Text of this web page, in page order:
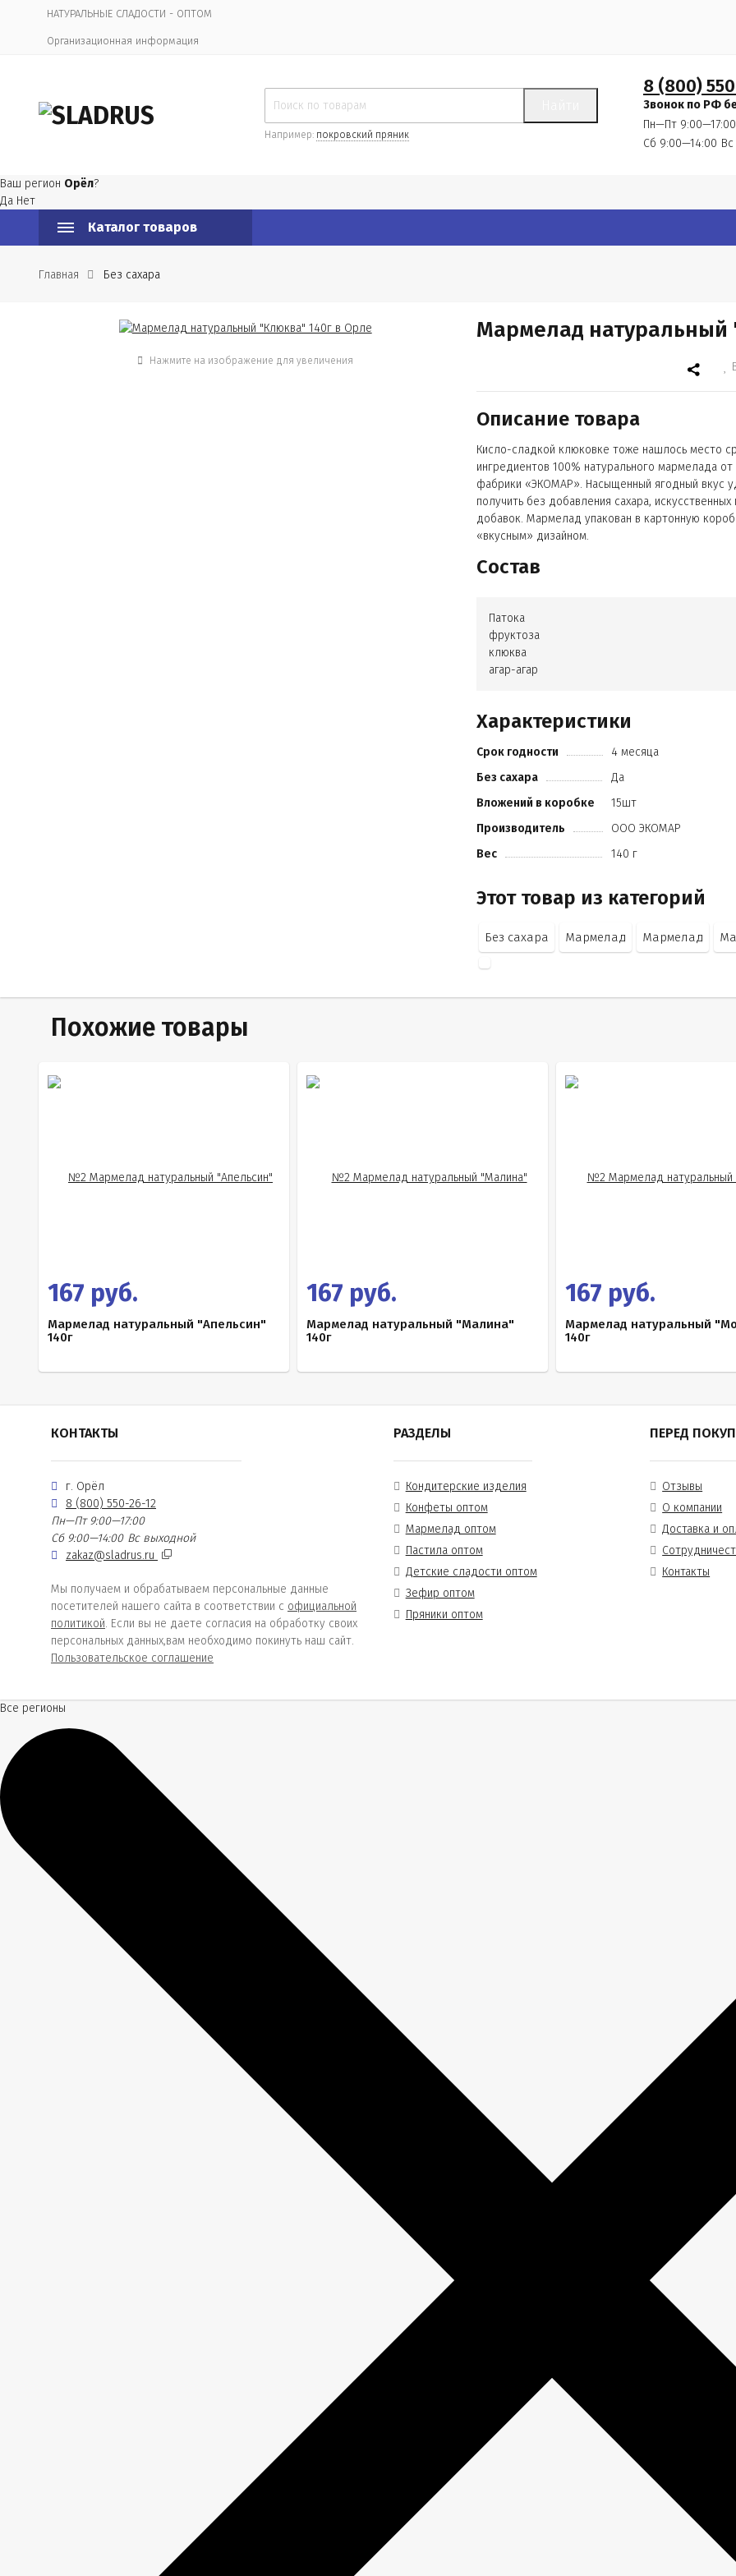
НАТУРАЛЬНЫЕ СЛАДОСТИ - ОПТОМ
Организационная информация
Например: покровский пряник
8 (800)
Звонок по РФ
Пн—Пт 9:00—17:00
Сб 9:00—14:00
Ваш регион Орёл?
Да Нет
Каталог товаров
Главная Без сахара
Нажмите на изображение для увеличения
Мармелад натуральный
Описание товара
Кисло-сладкой клюковке тоже нашлось место
ингредиентов 100% натурального мармелада
фабрики «ЭКОМАР». Насыщенный ягодный вкус
получить без добавления сахара,
добавок. Мармелад упакован в картонную
«вкусным» дизайном.
Состав
Патока
фруктоза
клюква
агар-агар
Характеристики
Срок годности
4 месяца
Без сахара
Да
Вложений в коробке
15шт
Производитель
ООО ЭКОМАР
Вес
140 г
Этот товар из категорий
Без сахара Мармелад Мармелад
Похожие товары
167 руб.
Мармелад натуральный "Апельсин"
140г
167 руб.
Мармелад натуральный "Малина"
140г
167 руб.
Мармелад натуральный
140г
КОНТАКТЫ
г. Орёл
8 (800) 550-26-12
Пн—Пт 9:00—17:00
Сб 9:00—14:00 Вс выходной
zakaz@sladrus.ru
Мы получаем и обрабатываем персональные данные
посетителей нашего сайта в соответствии с официальной
политикой. Если вы не даете согласия на обработку своих
персональных данных,вам необходимо покинуть наш сайт.
Пользовательское соглашение
РАЗДЕЛЫ
Кондитерские изделия
Конфеты оптом
Мармелад оптом
Пастила оптом
Детские сладости оптом
Зефир оптом
Пряники оптом
ПЕРЕД
Отзывы
О компании
Доставка и
Контакты
Все регионы